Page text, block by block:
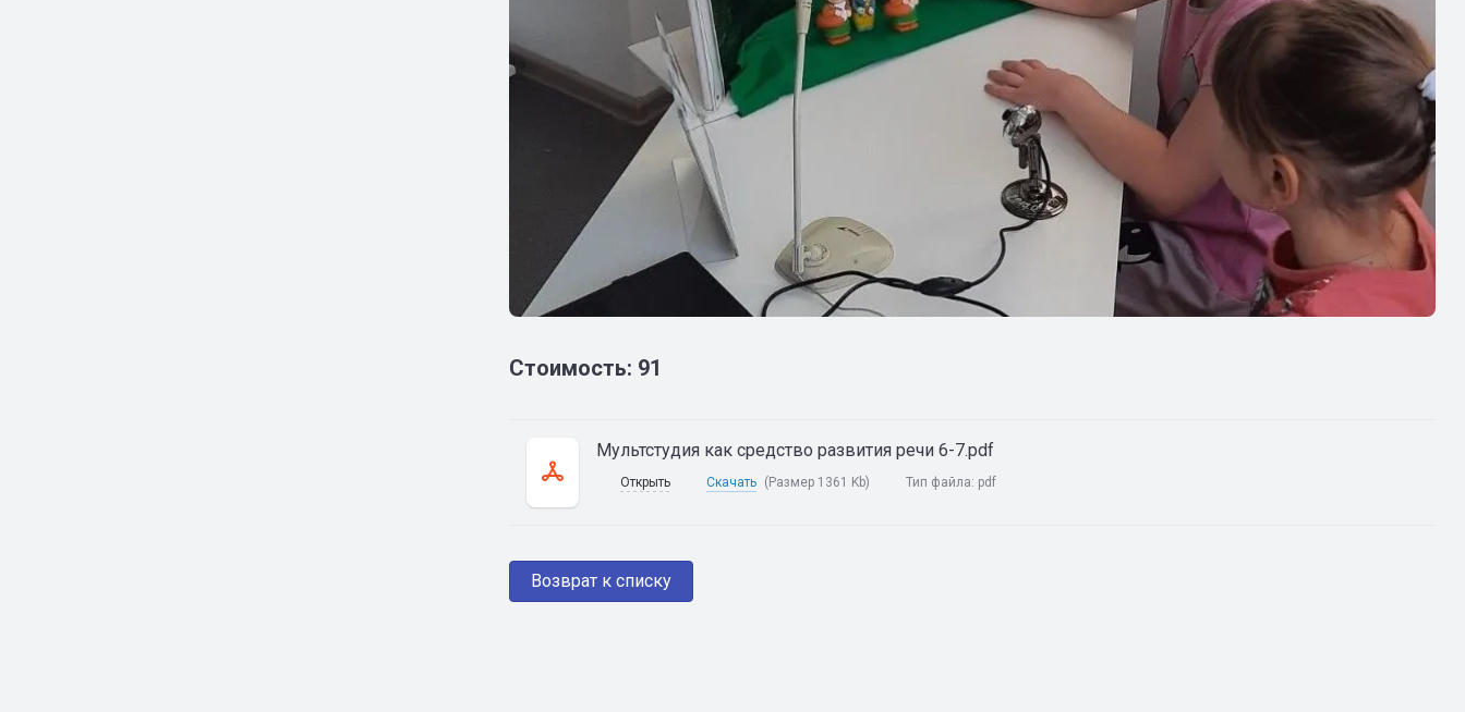
Стоимость: 91
Мультстудия как средство развития речи 6-7.pdf
Открыть Скачать (Размер 1361 Kb) Тип файла: pdf
Возврат к списку